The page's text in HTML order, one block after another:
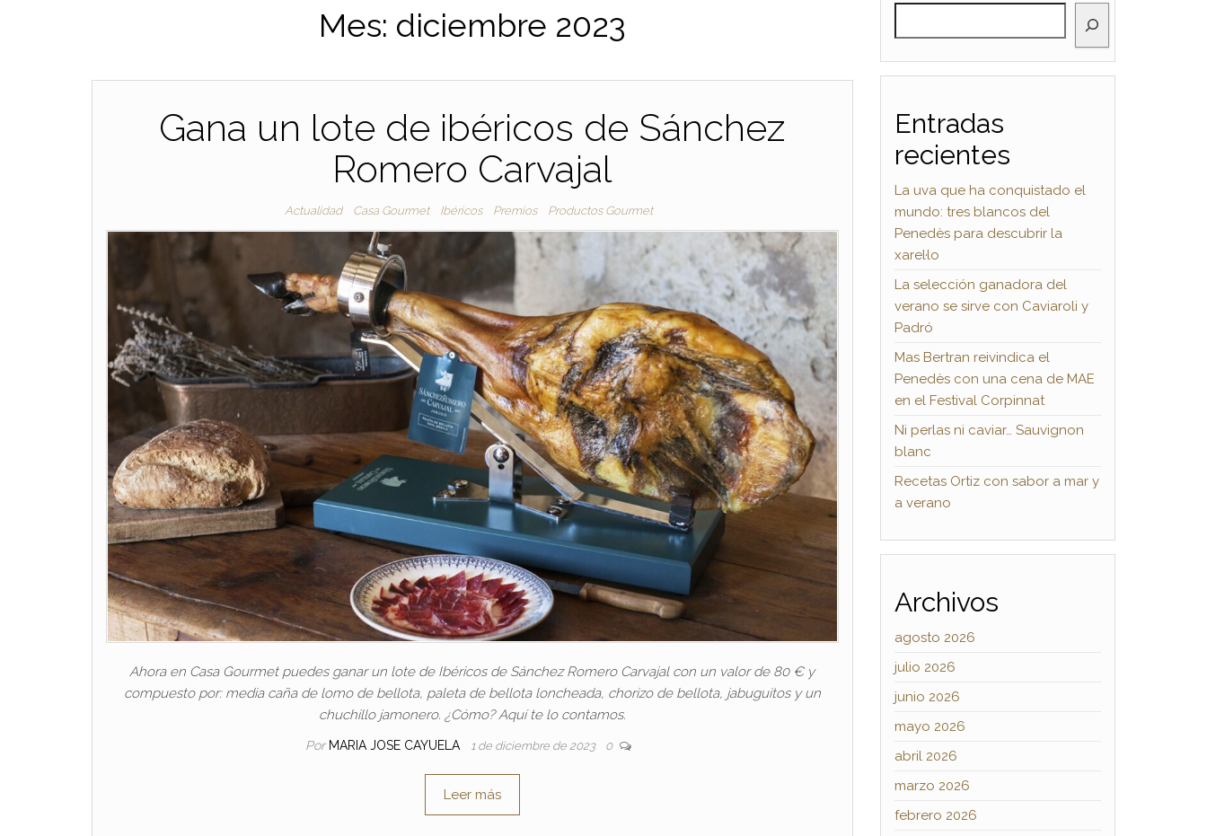
Mes: diciembre 2023
Gana un lote de ibéricos de Sánchez
Romero Carvajal
Actualidad Casa Gourmet Ibéricos Premios Productos Gourmet
Ahora en Casa Gourmet puedes ganar un lote de Ibéricos de Sánchez Romero Carvajal con un valor de 80 € y
compuesto por: media caña de lomo de bellota, paleta de bellota loncheada, chorizo de bellota, jabuguitos y un
chuchillo jamonero. ¿Cómo? Aquí te lo contamos.
Por MARIA JOSE CAYUELA 1 de diciembre de 2023 0
Leer más
Entradas
recientes
La uva que ha conquistado el
mundo: tres blancos del
Penedès para descubrir la
xarel·lo
La selección ganadora del
verano se sirve con Caviaroli y
Padró
Mas Bertran reivindica el
Penedès con una cena de MAE
en el Festival Corpinnat
Ni perlas ni caviar… Sauvignon
blanc
Recetas Ortiz con sabor a mar y
a verano
Archivos
agosto 2026
julio 2026
junio 2026
mayo 2026
abril 2026
marzo 2026
febrero 2026